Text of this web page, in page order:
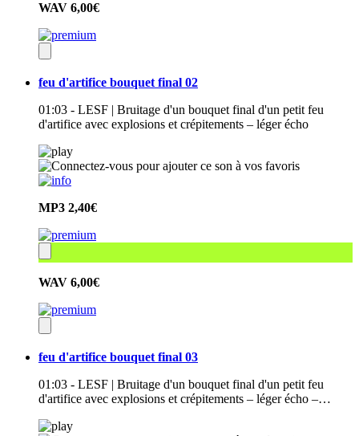
WAV 6,00€
feu d'artifice bouquet final 02
01:03 - LESF | Bruitage d'un bouquet final d'un petit feu
d'artifice avec explosions et crépitements – léger écho
MP3 2,40€
WAV 6,00€
feu d'artifice bouquet final 03
01:03 - LESF | Bruitage d'un bouquet final d'un petit feu
d'artifice avec explosions et crépitements – léger écho –…